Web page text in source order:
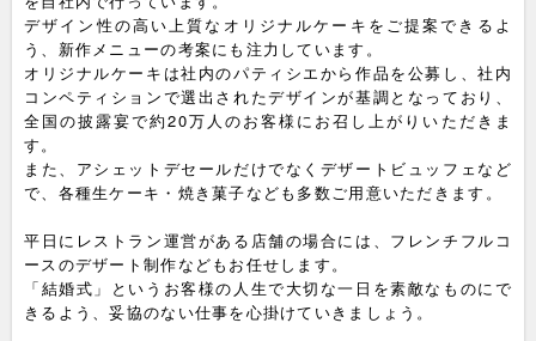
デザイン性の高い上質なオリジナルケーキをご提案できるよ
う、新作メニューの考案にも注力しています。
オリジナルケーキは社内のパティシエから作品を公募し、社内
コンペティションで選出されたデザインが基調となっており、
全国の披露宴で約20万人のお客様にお召し上がりいただきま
す。
また、アシェットデセールだけでなくデザートビュッフェなど
で、各種生ケーキ・焼き菓子なども多数ご用意いただきます。
平日にレストラン運営がある店舗の場合には、フレンチフルコ
ースのデザート制作などもお任せします。
「結婚式」というお客様の人生で大切な一日を素敵なものにで
きるよう、妥協のない仕事を心掛けていきましょう。